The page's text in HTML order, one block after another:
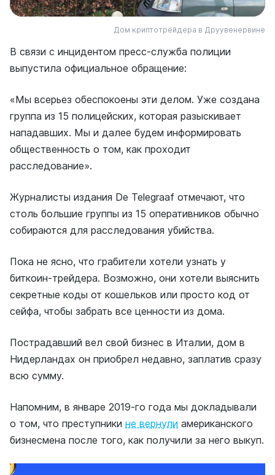
Дом криптотрейдера в Друувенервине
В связи с инцидентом пресс-служба полиции
выпустила официальное обращение:
«Мы всерьез обеспокоены эти делом. Уже создана
группа из 15 полицейских, которая разыскивает
нападавших. Мы и далее будем информировать
общественность о том, как проходит
расследование».
Журналисты издания De Telegraaf отмечают, что
столь большие группы из 15 оперативников обычно
собираются для расследования убийства.
Пока не ясно, что грабители хотели узнать у
биткоин-трейдера. Возможно, они хотели выяснить
секретные коды от кошельков или просто код от
сейфа, чтобы забрать все ценности из дома.
Пострадавший вел свой бизнес в Италии, дом в
Нидерландах он приобрел недавно, заплатив сразу
всю сумму.
Напомним, в январе 2019-го года мы докладывали
о том, что преступники не вернули американского
бизнесмена после того, как получили за него выкуп.